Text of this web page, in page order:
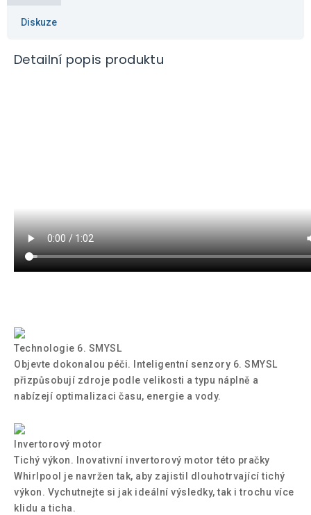
Diskuze
Detailní popis produktu
Technologie 6. SMYSL
Objevte dokonalou péči. Inteligentní senzory 6. SMYSL
přizpůsobují zdroje podle velikosti a typu náplně a
nabízejí optimalizaci času, energie a vody.
Invertorový motor
Tichý výkon. Inovativní invertorový motor této pračky
Whirlpool je navržen tak, aby zajistil dlouhotrvající tichý
výkon. Vychutnejte si jak ideální výsledky, tak i trochu více
klidu a ticha.